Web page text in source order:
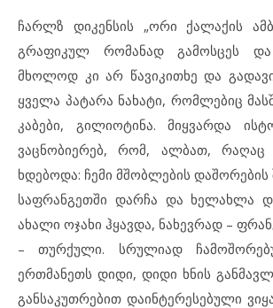
ჩარლზ დიკენსის „ორი ქალაქის
გრაფიკულ რომანად გამოსცეს და
მხოლოდ კი არ წავიკითხე და
ყველა პატარა ნახატი, რომლებიც
კაბები, გილიოტინა. მიყვარდა
ვაცნობიერებ, რომ, ალბათ, რაღაც
ხდებოდა: ჩემი მშობლების დაშორების
საფრანგეთში დარჩა და ხელახლა
ახალი ოჯახი ჰყავდა, ნახევრად –
– თურქული. სრულიად
ერთმანეთს დიდი, დიდი ხნის
განსაკუთრებით დაინტერესებული